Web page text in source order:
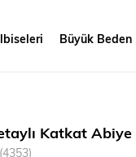
Büyük Beden
Katkat
(4353)